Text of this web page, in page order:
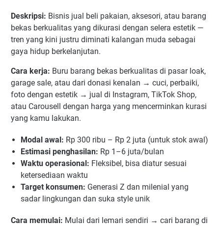
Deskripsi: Bisnis jual beli pakaian, aksesori, atau barang
bekas berkualitas yang dikurasi dengan selera estetik —
tren yang kini justru diminati kalangan muda sebagai
gaya hidup berkelanjutan.
Cara kerja: Buru barang bekas berkualitas di pasar loak,
garage sale, atau dari donasi kenalan → cuci, perbaiki,
foto dengan estetik → jual di Instagram, TikTok Shop,
atau Carousell dengan harga yang mencerminkan kurasi
yang kamu lakukan.
Modal awal: Rp 300 ribu – Rp 2 juta (untuk stok awal)
Estimasi penghasilan: Rp 1–6 juta/bulan
Waktu operasional: Fleksibel, bisa diatur sesuai
ketersediaan waktu
Target konsumen: Generasi Z dan milenial yang
sadar lingkungan dan suka style unik
Cara memulai: Mulai dari lemari sendiri → cari barang di